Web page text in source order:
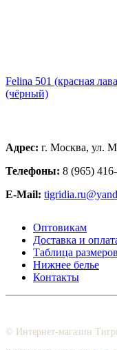
Felina 501 (красная
(чёрный)
Адрес: г. Москва, ул.
Телефоны: 8 (965)
E-Mail:
Оптовикам
Доставка и
Таблица размеров
Нижнее белье
Контакты
© Интернет-магазин